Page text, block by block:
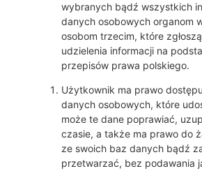
wybranych bądź wszystkich
danych osobowych organom
osobom trzecim, które
udzielenia informacji na
przepisów prawa polskiego.
Użytkownik ma prawo
danych osobowych, które
może te dane poprawiać,
czasie, a także ma prawo do
ze swoich baz danych bądź
przetwarzać, bez podawania